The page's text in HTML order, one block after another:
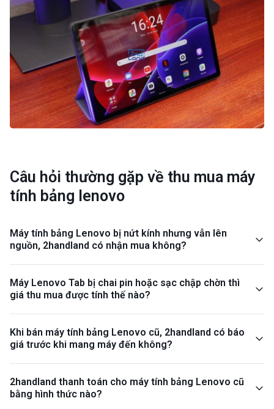
Câu hỏi thường gặp về thu mua máy
tính bảng lenovo
Máy tính bảng Lenovo bị nứt kính nhưng vẫn lên
nguồn, 2handland có nhận mua không?
Máy Lenovo Tab bị chai pin hoặc sạc chập chờn thì
giá thu mua được tính thế nào?
Khi bán máy tính bảng Lenovo cũ, 2handland có báo
giá trước khi mang máy đến không?
2handland thanh toán cho máy tính bảng Lenovo cũ
bằng hình thức nào?